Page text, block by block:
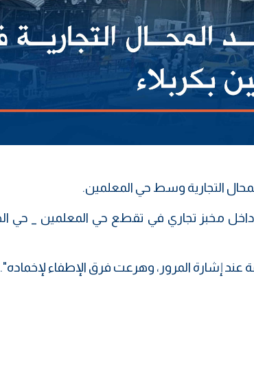
التجارية وسط حي المعلمين.
مخبز تجاري في تقطع حي المعلمين _ حي
عند إشارة المرور، وهرعت فرق الإطفاء لإخماده".